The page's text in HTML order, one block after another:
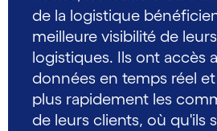
de la logistique
meilleure visibilité de
logistiques. Ils ont accès
données en temps réel
plus rapidement les
de leurs clients, où qu'ils